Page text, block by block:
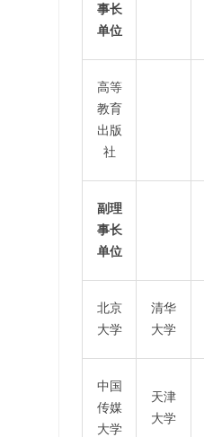
事长
单位
高等
教育
出版
社
副理
事长
单位
北京
大学
清华
大学
中国
传媒
大学
天津
大学